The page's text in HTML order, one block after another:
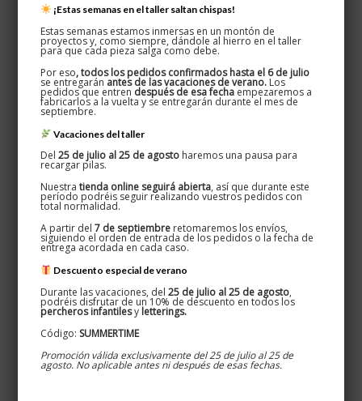
¡Estas semanas en el taller saltan chispas!
Estas semanas estamos inmersas en un montón de
proyectos y, como siempre, dándole al hierro en el taller
para que cada pieza salga como debe.
Por eso, todos los pedidos confirmados hasta el 6 de julio
se entregarán antes de las vacaciones de verano. Los
pedidos que entren después de esa fecha empezaremos a
fabricarlos a la vuelta y se entregarán durante el mes de
septiembre.
Vacaciones del taller
Del 25 de julio al 25 de agosto haremos una pausa para
recargar pilas.
Nuestra tienda online seguirá abierta, así que durante este
período podréis seguir realizando vuestros pedidos con
total normalidad.
A partir del 7 de septiembre retomaremos los envíos,
siguiendo el orden de entrada de los pedidos o la fecha de
entrega acordada en cada caso.
Descuento especial de verano
Durante las vacaciones, del25 de julio al 25 de agosto,
podréis disfrutar de un 10% de descuento en todos los
percheros infantilesy letterings.
Código: SUMMERTIME
Promoción válida exclusivamente del 25 de julio al 25 de
agosto. No aplicable antes ni después de esas fechas.